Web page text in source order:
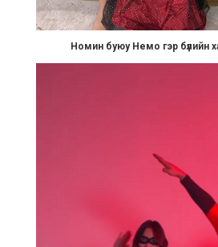
Номин буюу Немо гэр бүлийн